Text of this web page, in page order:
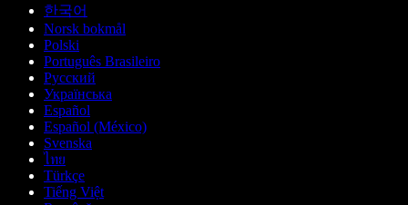
한국어
Norsk bokmål
Polski
Português Brasileiro
Русский
Українська
Español
Español (México)
Svenska
ไทย
Türkçe
Tiếng Việt